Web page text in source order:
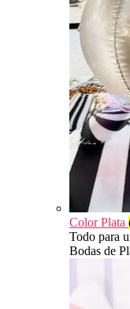
Color Plata
Todo para
Bodas de